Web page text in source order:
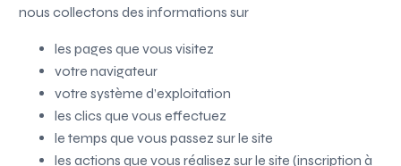
nous collectons des informations sur
les pages que vous visitez
votre navigateur
votre système d’exploitation
les clics que vous effectuez
le temps que vous passez sur le site
les actions que vous réalisez sur le site (inscription à